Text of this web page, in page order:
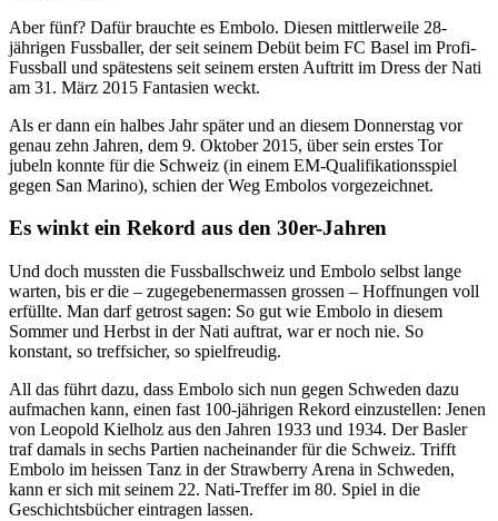
Aber fünf? Dafür brauchte es Embolo. Diesen mittlerweile 28-
jährigen Fussballer, der seit seinem Debüt beim FC Basel im Profi-
Fussball und spätestens seit seinem ersten Auftritt im Dress der Nati
am 31. März 2015 Fantasien weckt.
Als er dann ein halbes Jahr später und an diesem Donnerstag vor
genau zehn Jahren, dem 9. Oktober 2015, über sein erstes Tor
jubeln konnte für die Schweiz (in einem EM-Qualifikationsspiel
gegen San Marino), schien der Weg Embolos vorgezeichnet.
Es winkt ein Rekord aus den 30er-Jahren
Und doch mussten die Fussballschweiz und Embolo selbst lange
warten, bis er die – zugegebenermassen grossen – Hoffnungen voll
erfüllte. Man darf getrost sagen: So gut wie Embolo in diesem
Sommer und Herbst in der Nati auftrat, war er noch nie. So
konstant, so treffsicher, so spielfreudig.
All das führt dazu, dass Embolo sich nun gegen Schweden dazu
aufmachen kann, einen fast 100-jährigen Rekord einzustellen: Jenen
von Leopold Kielholz aus den Jahren 1933 und 1934. Der Basler
traf damals in sechs Partien nacheinander für die Schweiz. Trifft
Embolo im heissen Tanz in der Strawberry Arena in Schweden,
kann er sich mit seinem 22. Nati-Treffer im 80. Spiel in die
Geschichtsbücher eintragen lassen.